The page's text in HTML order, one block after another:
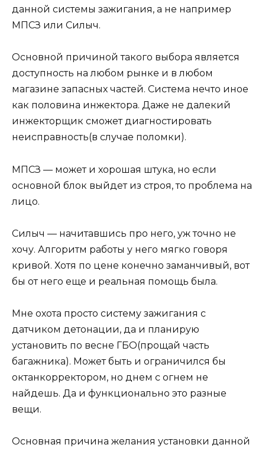
данной системы зажигания, а не например
МПСЗ или Силыч.
Основной причиной такого выбора является
доступность на любом рынке и в любом
магазине запасных частей. Система нечто иное
как половина инжектора. Даже не далекий
инжекторщик сможет диагностировать
неисправность(в случае поломки).
МПСЗ — может и хорошая штука, но если
основной блок выйдет из строя, то проблема на
лицо.
Силыч — начитавшись про него, уж точно не
хочу. Алгоритм работы у него мягко говоря
кривой. Хотя по цене конечно заманчивый, вот
бы от него еще и реальная помощь была.
Мне охота просто систему зажигания с
датчиком детонации, да и планирую
установить по весне ГБО(прощай часть
багажника). Может быть и ограничился бы
октанкорректором, но днем с огнем не
найдешь. Да и функционально это разные
вещи.
Основная причина желания установки данной